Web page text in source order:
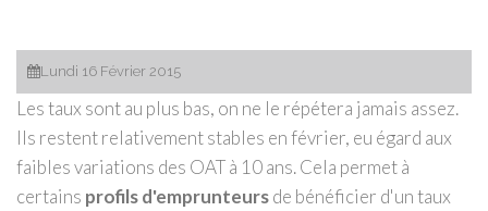
Lundi 16 Février 2015
Les taux sont au plus bas, on ne le répétera jamais assez.
Ils restent relativement stables en février, eu égard aux
faibles variations des OAT à 10 ans. Cela permet à
certains profils d'emprunteursde bénéficier d'un taux